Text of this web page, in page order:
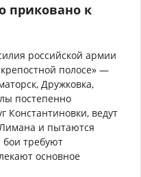
приковано к
российской армии
полосе» —
Дружковка,
постепенно
Константиновки, ведут
и пытаются
бои требуют
основное